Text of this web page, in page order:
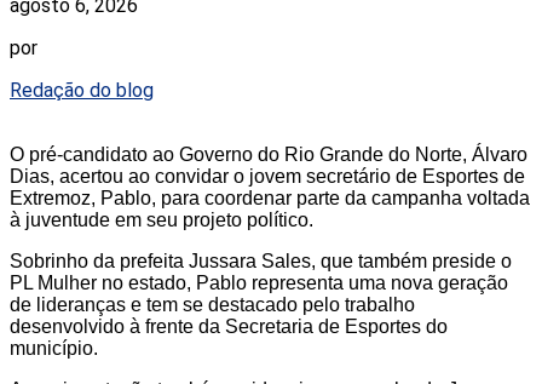
agosto 6, 2026
por
Redação do blog
O pré-candidato ao Governo do Rio Grande do Norte, Álvaro
Dias, acertou ao convidar o jovem secretário de Esportes de
Extremoz, Pablo, para coordenar parte da campanha voltada
à juventude em seu projeto político.
Sobrinho da prefeita Jussara Sales, que também preside o
PL Mulher no estado, Pablo representa uma nova geração
de lideranças e tem se destacado pelo trabalho
desenvolvido à frente da Secretaria de Esportes do
município.